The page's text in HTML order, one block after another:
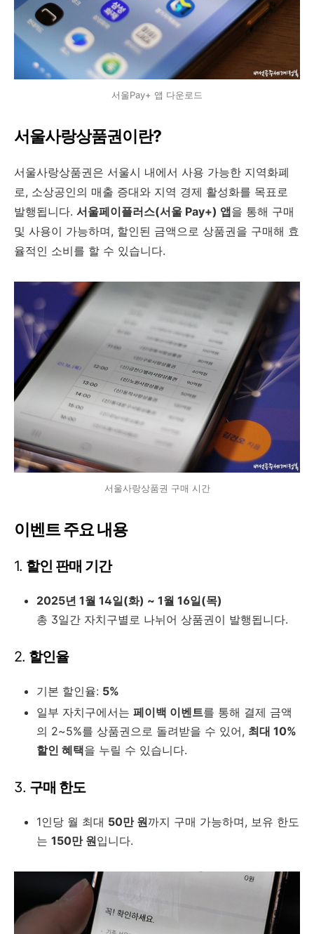
서울Pay+ 앱 다운로드
서울사랑상품권이란?
서울사랑상품권은 서울시 내에서 사용 가능한 지역화폐
로, 소상공인의 매출 증대와 지역 경제 활성화를 목표로
발행됩니다. 서울페이플러스(서울 Pay+) 앱을 통해 구매
및 사용이 가능하며, 할인된 금액으로 상품권을 구매해 효
율적인 소비를 할 수 있습니다.
서울사랑상품권 구매 시간
이벤트 주요 내용
1. 할인 판매 기간
2025년 1월 14일(화) ~ 1월 16일(목)
총 3일간 자치구별로 나뉘어 상품권이 발행됩니다.
2. 할인율
기본 할인율: 5%
일부 자치구에서는 페이백 이벤트를 통해 결제 금액
의 2~5%를 상품권으로 돌려받을 수 있어, 최대 10%
할인 혜택을 누릴 수 있습니다.
3. 구매 한도
1인당 월 최대 50만 원까지 구매 가능하며, 보유 한도
는 150만 원입니다.